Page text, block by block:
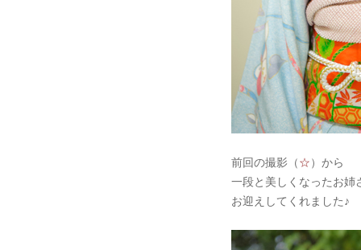
前回の撮影（☆）から
一段と美しくなったお姉
お迎えしてくれました♪